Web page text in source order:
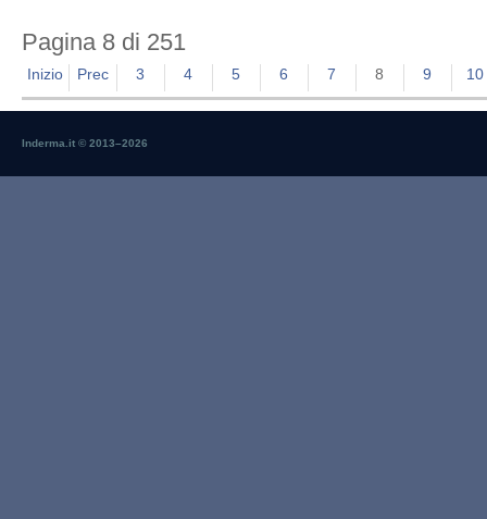
Pagina 8 di 251
Inizio Prec 3 4 5 6 7 8 9 10
Inderma.it © 2013–2026